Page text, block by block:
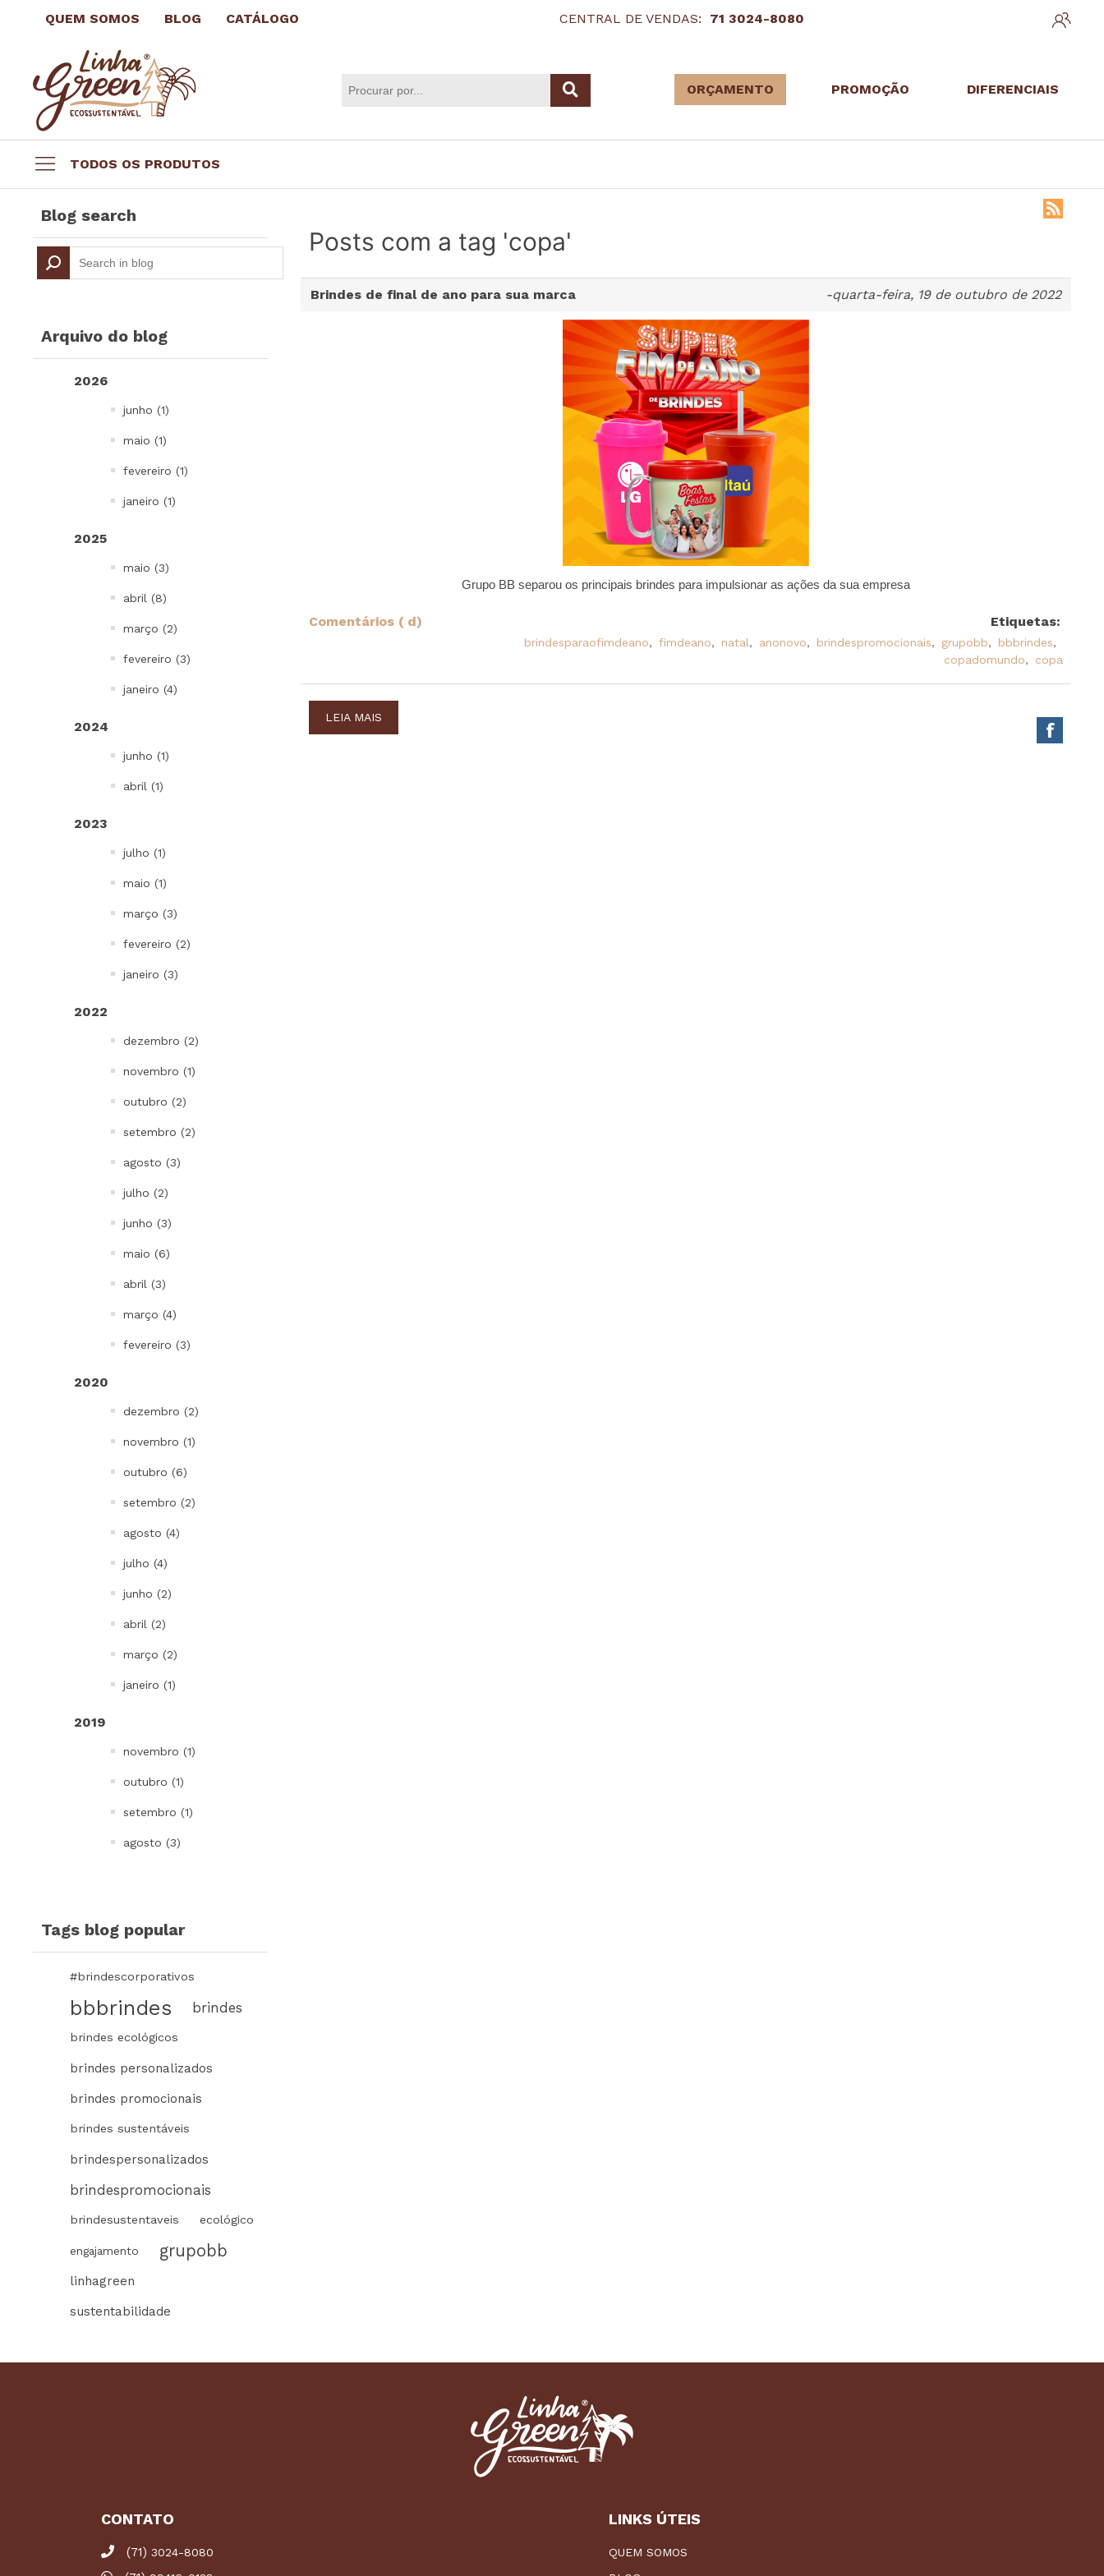
QUEM SOMOS BLOG CATÁLOGO CENTRAL DE VENDAS: 71 3024-8080
ORÇAMENTO PROMOÇÃO DIFERENCIAIS
TODOS OS PRODUTOS
Brindes por até R$3,99
Brindes Ecológicos
Copos e Taças
Squeeze Personalizado
Escritório
Bowls, Baldes e Potes
To go e Viagem
Cordões e Costurados
Blog search
Arquivo do blog
2026
junho (1)
maio (1)
fevereiro (1)
janeiro (1)
2025
maio (3)
abril (8)
março (2)
fevereiro (3)
janeiro (4)
2024
junho (1)
abril (1)
2023
julho (1)
maio (1)
março (3)
fevereiro (2)
janeiro (3)
2022
dezembro (2)
novembro (1)
outubro (2)
setembro (2)
agosto (3)
julho (2)
junho (3)
maio (6)
abril (3)
março (4)
fevereiro (3)
2020
dezembro (2)
novembro (1)
outubro (6)
setembro (2)
agosto (4)
julho (4)
junho (2)
abril (2)
março (2)
janeiro (1)
2019
novembro (1)
outubro (1)
setembro (1)
agosto (3)
Tags blog popular
#brindescorporativos
bbbrindes brindes
brindes ecológicos
brindes personalizados
brindes promocionais
brindes sustentáveis
brindespersonalizados
brindespromocionais
brindesustentaveis ecológico
engajamento grupobb
linhagreen
sustentabilidade
Posts com a tag 'copa'
Brindes de final de ano para sua marca -quarta-feira, 19 de outubro de 2022
Grupo BB separou os principais brindes para impulsionar as ações da sua empresa
Etiquetas:
brindesparaofimdeano, fimdeano, natal, anonovo, brindespromocionais, grupobb, bbbrindes,
copadomundo, copa
Comentários ( d)
LEIA MAIS
CONTATO
(71) 3024-8080
LINKS ÚTEIS
QUEM SOMOS